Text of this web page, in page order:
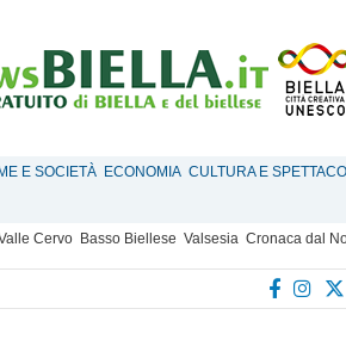
E SOCIETÀ ECONOMIA CULTURA E
Cervo Basso Biellese Valsesia Cronaca dal